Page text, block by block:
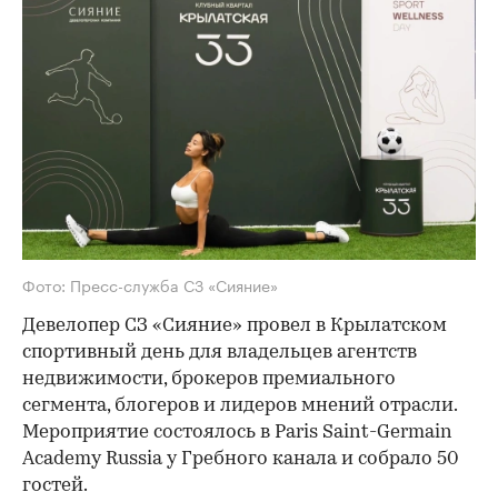
Фото: Пресс-служба СЗ «Сияние»
Девелопер СЗ «Сияние» провел в Крылатском
спортивный день для владельцев агентств
недвижимости, брокеров премиального
сегмента, блогеров и лидеров мнений отрасли.
Мероприятие состоялось в Paris Saint-Germain
Academy Russia у Гребного канала и собрало 50
гостей.